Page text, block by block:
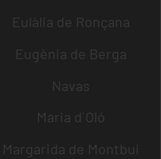
Eulàlia de Ronçana
Eugènia de Berga
Navas
Maria d´Oló
Margarida de Montbui